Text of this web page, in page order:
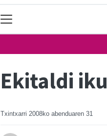
Ekitaldi
Txintxarri 2008ko abenduaren 31